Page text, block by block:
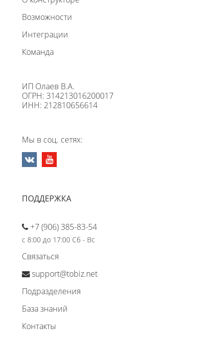
Возможности
Интеграции
Команда
ИП Олаев В.А.
ОГРН: 314213016200017
ИНН: 212810656614
Мы в соц. сетях:
ПОДДЕРЖКА
+7 (906) 385-83-54
с 8:00 до 17:00 Сб - Вс
Связаться
support@tobiz.net
Подразделения
База знаний
Контакты